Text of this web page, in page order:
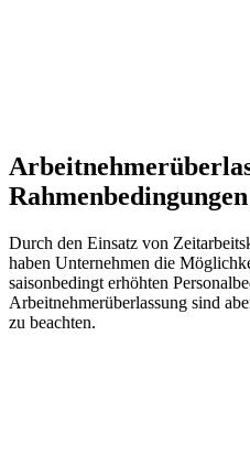
Durch den Einsatz von
haben Unternehmen die
saisonbedingt erhöhten
Arbeitnehmerüberlassung sind
zu beachten.